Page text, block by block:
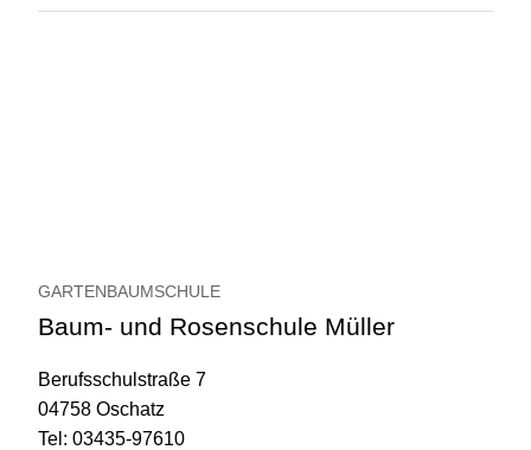
GARTENBAUMSCHULE
Baum- und Rosenschule Müller
Berufsschulstraße 7
04758 Oschatz
Tel: 03435-97610